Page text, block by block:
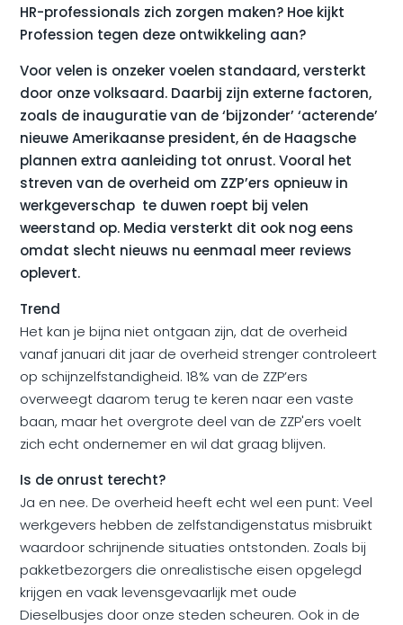
HR-professionals zich zorgen maken? Hoe kijkt
Profession tegen deze ontwikkeling aan?
Voor velen is onzeker voelen standaard, versterkt
door onze volksaard. Daarbij zijn externe factoren,
zoals de inauguratie van de ‘bijzonder’ ‘acterende’
nieuwe Amerikaanse president, én de Haagsche
plannen extra aanleiding tot onrust. Vooral het
streven van de overheid om ZZP’ers opnieuw in
werkgeverschap te duwen roept bij velen
weerstand op. Media versterkt dit ook nog eens
omdat slecht nieuws nu eenmaal meer reviews
oplevert.
Trend
Het kan je bijna niet ontgaan zijn, dat de overheid
vanaf januari dit jaar de overheid strenger controleert
op schijnzelfstandigheid. 18% van de ZZP’ers
overweegt daarom terug te keren naar een vaste
baan, maar het overgrote deel van de ZZP'ers voelt
zich echt ondernemer en wil dat graag blijven.
Is de onrust terecht?
Ja en nee. De overheid heeft echt wel een punt: Veel
werkgevers hebben de zelfstandigenstatus misbruikt
waardoor schrijnende situaties ontstonden. Zoals bij
pakketbezorgers die onrealistische eisen opgelegd
krijgen en vaak levensgevaarlijk met oude
Dieselbusjes door onze steden scheuren. Ook in de